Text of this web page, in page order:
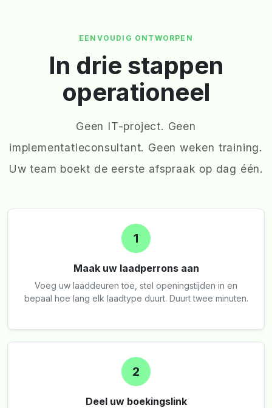
EENVOUDIG ONTWORPEN
In drie stappen
operationeel
Geen IT-project. Geen
implementatieconsultant. Geen weken training.
Uw team boekt de eerste afspraak op dag één.
1
Maak uw laadperrons aan
Voeg uw laaddeuren toe, stel openingstijden in en
bepaal hoe lang elk laadtype duurt. Duurt twee minuten.
2
Deel uw boekingslink